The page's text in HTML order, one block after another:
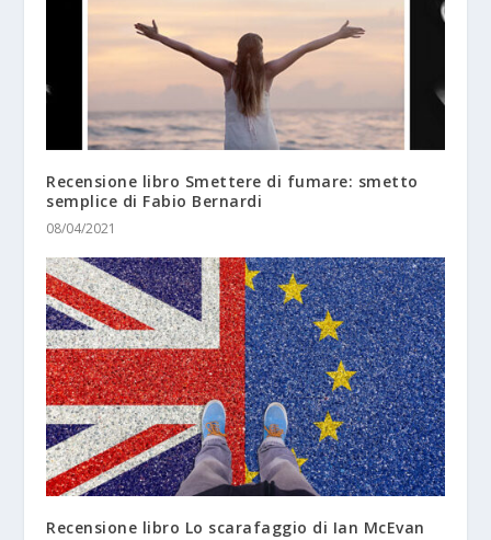
Recensione libro Smettere di fumare: smetto
semplice di Fabio Bernardi
08/04/2021
Recensione libro Lo scarafaggio di Ian McEvan